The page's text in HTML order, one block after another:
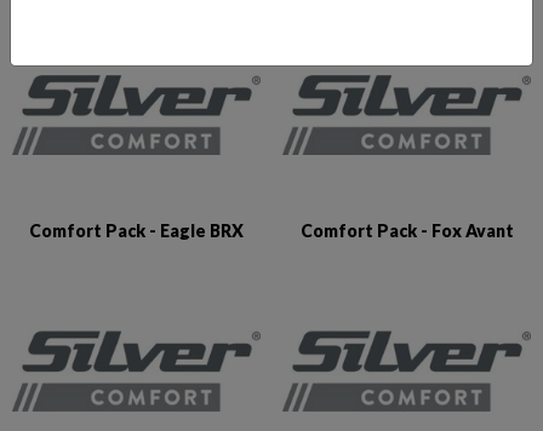
Comfort Pack - Eagle BRX Comfort Pack - Fox Avant